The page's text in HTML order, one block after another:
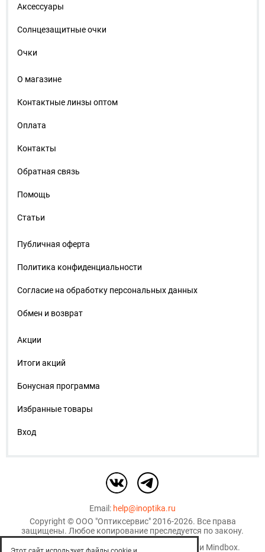
Аксессуары
Солнцезащитные очки
Очки
О магазине
Контактные линзы оптом
Оплата
Контакты
Обратная связь
Помощь
Статьи
Публичная оферта
Политика конфиденциальности
Согласие на обработку персональных данных
Обмен и возврат
Акции
Итоги акций
Бонусная программа
Избранные товары
Вход
Email: help@inoptika.ru
Copyright ©ООО "Оптиксервис"2016-2026. Все права
защищены. Любое копирование преследуется по закону.
Используются рекомендательные технологии Mindbox.